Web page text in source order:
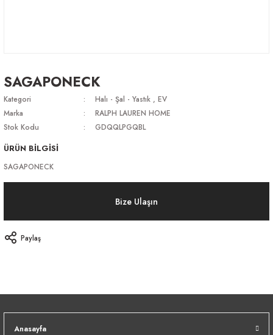
SAGAPONECK
Kategori Halı - Şal - Yastık , EV
Marka
RALPH LAUREN HOME
Stok Kodu
GDQQLPGQBL
ÜRÜN BİLGİSİ
SAGAPONECK
Bize Ulaşın
Paylaş
Anasayfa